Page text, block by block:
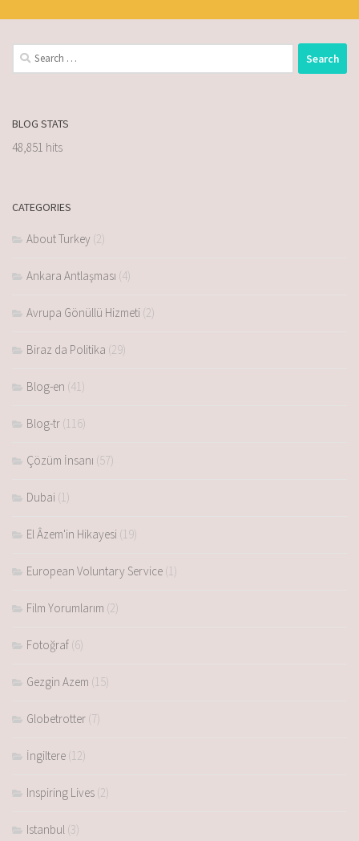
BLOG STATS
48,851 hits
CATEGORIES
About Turkey (2)
Ankara Antlaşması (4)
Avrupa Gönüllü Hizmeti (2)
Biraz da Politika (29)
Blog-en (41)
Blog-tr (116)
Çözüm İnsanı (57)
Dubai (1)
El Âzem'in Hikayesi (19)
European Voluntary Service (1)
Film Yorumlarım (2)
Fotoğraf (6)
Gezgin Azem (15)
Globetrotter (7)
İngiltere (12)
Inspiring Lives (2)
Istanbul (3)